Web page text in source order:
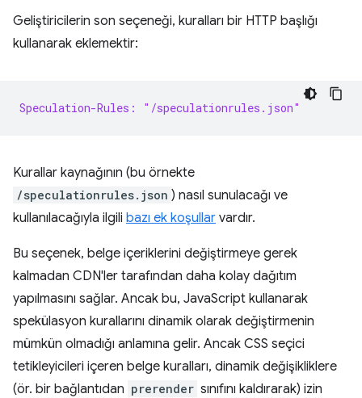
Geliştiricilerin son seçeneği, kuralları bir HTTP başlığı
kullanarak eklemektir:
Speculation-Rules: "/speculationrules.json"
Kurallar kaynağının (bu örnekte
/speculationrules.json ) nasıl sunulacağı ve
kullanılacağıyla ilgili bazı ek koşullar vardır.
Bu seçenek, belge içeriklerini değiştirmeye gerek
kalmadan CDN'ler tarafından daha kolay dağıtım
yapılmasını sağlar. Ancak bu, JavaScript kullanarak
spekülasyon kurallarını dinamik olarak değiştirmenin
mümkün olmadığı anlamına gelir. Ancak CSS seçici
tetikleyicileri içeren belge kuralları, dinamik değişikliklere
(ör. bir bağlantıdan prerender sınıfını kaldırarak) izin